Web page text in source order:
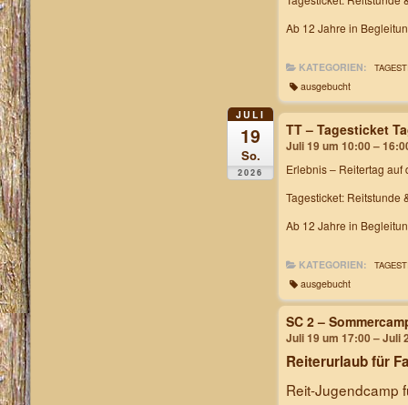
Ab 12 Jahre in
KATEGORIEN:
ausgebucht
JULI
19
So.
2026
TT – Tagesticket
Juli 19 um 10:00 –
Erlebnis – Reitertag auf
Tagesticket: Reitstunde
Ab 12 Jahre in
KATEGORIEN:
ausgebucht
SC 2 –
Juli 19 um 17:00 – Juli
Reiterurlaub für
Reit-Jugendcamp